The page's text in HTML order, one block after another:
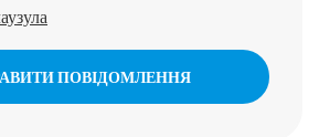
ПОВІДОМЛЕННЯ